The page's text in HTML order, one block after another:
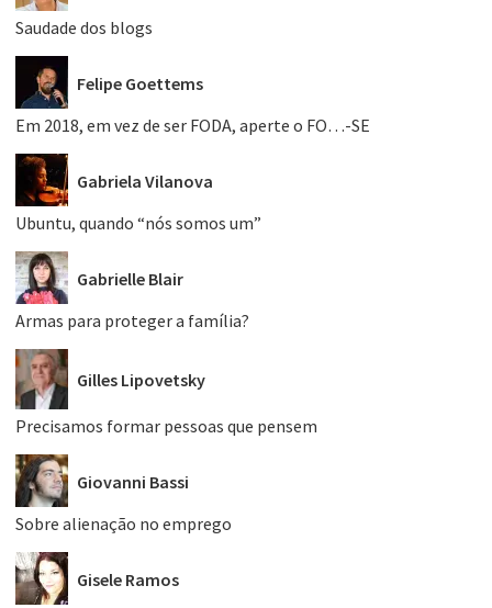
Saudade dos blogs
Felipe Goettems
Em 2018, em vez de ser FODA, aperte o FO…-SE
Gabriela Vilanova
Ubuntu, quando “nós somos um”
Gabrielle Blair
Armas para proteger a família?
Gilles Lipovetsky
Precisamos formar pessoas que pensem
Giovanni Bassi
Sobre alienação no emprego
Gisele Ramos